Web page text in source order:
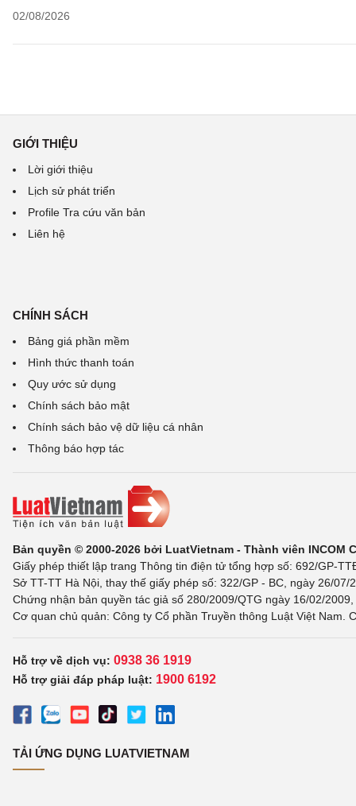
02/08/2026
GIỚI THIỆU
Lời giới thiệu
Lịch sử phát triển
Profile Tra cứu văn bản
Liên hệ
CHÍNH SÁCH
Bảng giá phần mềm
Hình thức thanh toán
Quy ước sử dụng
Chính sách bảo mật
Chính sách bảo vệ dữ liệu cá nhân
Thông báo hợp tác
Bản quyền © 2000-2026 bởi LuatVietnam - Thành viên INCOM
Giấy phép thiết lập trang Thông tin điện tử tổng hợp số: 692/GP-
Sở TT-TT Hà Nội, thay thế giấy phép số: 322/GP - BC, ngày 26/
Chứng nhận bản quyền tác giả số 280/2009/QTG ngày 16/02/
Cơ quan chủ quản: Công ty Cổ phần Truyền thông Luật Việt Nam.
Hỗ trợ về dịch vụ: 0938 36 1919
Hỗ trợ giải đáp pháp luật: 1900 6192
TẢI ỨNG DỤNG LUATVIETNAM